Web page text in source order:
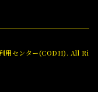
用センター(CODH). All Ri